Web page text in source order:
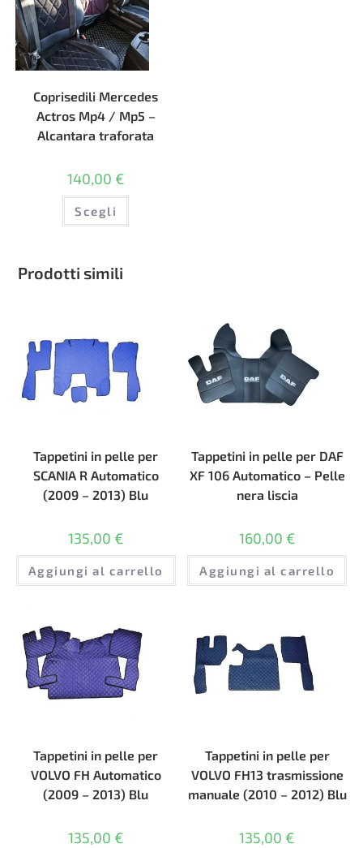
Coprisedili Mercedes
Actros Mp4 / Mp5 –
Alcantara traforata
140,00 €
Scegli
Questo
prodotto
Prodotti simili
Tappetini in pelle per
SCANIA R Automatico
(2009 – 2013) Blu
135,00 €
Aggiungi al carrello
Tappetini in pelle per DAF
XF 106 Automatico – Pelle
nera liscia
160,00 €
Aggiungi al carrello
Tappetini in pelle per
VOLVO FH Automatico
(2009 – 2013) Blu
135,00 €
Tappetini in pelle per
VOLVO FH13 trasmissione
manuale (2010 – 2012) Blu
135,00 €